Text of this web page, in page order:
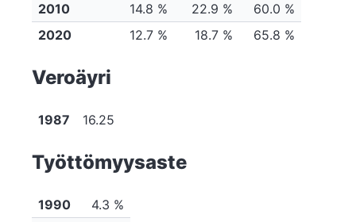
2010
14.8 % 22.9 %
60.0 %
2020
12.7 % 18.7 % 65.8 %
Veroäyri
1987 16.25
Työttömyysaste
1990
4.3 %